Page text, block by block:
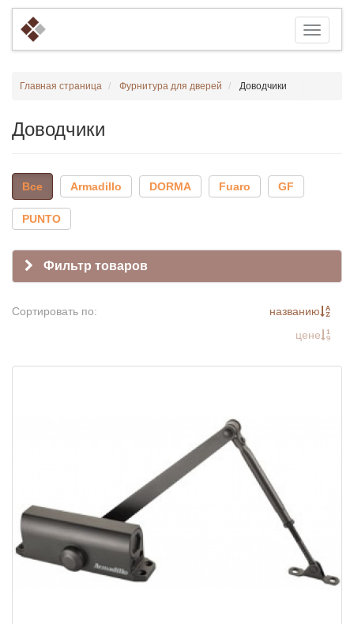
Главная страница Фурнитура для дверей Доводчики
Доводчики
Все Armadillo DORMA Fuaro GF
PUNTO
Фильтр товаров
Сортировать по:
названию
цене